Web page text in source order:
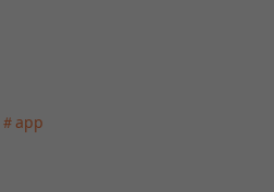
＃app